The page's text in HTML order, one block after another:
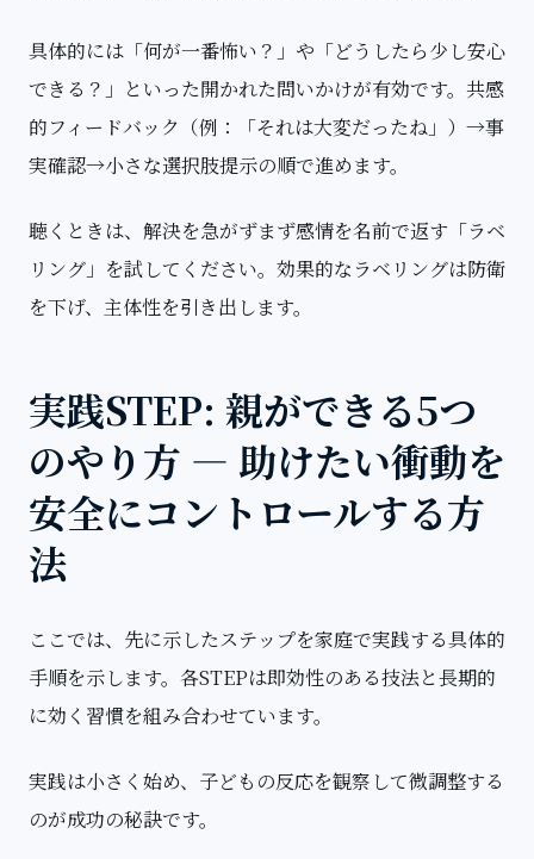
具体的には「何が一番怖い？」や「どうしたら少し安心
できる？」といった開かれた問いかけが有効です。 共感
的フィードバック （例：「それは大変だったね」）→事
実確認→小さな選択肢提示の順で進めます。
聴くときは、解決を急がずまず感情を名前で返す「ラベ
リング」を試してください。効果的なラベリングは防衛
を下げ、主体性を引き出します。
実践STEP: 親ができる5つ
のやり方 — 助けたい衝動を
安全にコントロールする方
法
ここでは、先に示したステップを家庭で実践する具体的
手順を示します。各STEPは即効性のある技法と長期的
に効く習慣を組み合わせています。
実践は小さく始め、子どもの反応を観察して微調整する
のが成功の秘訣です。